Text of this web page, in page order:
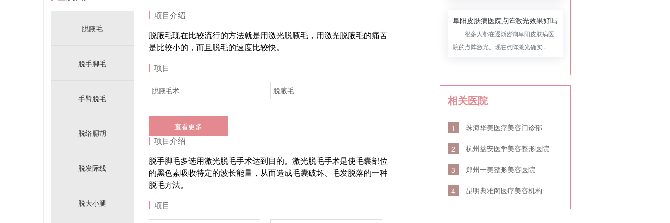
脱腋毛
脱手脚毛
手臂脱毛
脱络腮胡
脱发际线
脱大小腿
项目介绍
脱腋毛现在比较流行的方法就是用激光脱腋毛，用激光脱腋毛的痛苦
是比较小的，而且脱毛的速度比较快。
项目
脱腋毛术 脱腋毛
查看更多
项目介绍
脱手脚毛多选用激光脱毛手术达到目的。激光脱毛手术是使毛囊部位
的黑色素吸收特定的波长能量，从而造成毛囊破坏、毛发脱落的一种
脱毛方法。
项目
阜阳皮肤病医院点阵激光效果好吗
很多人都在逐渐咨询阜阳皮肤病医
院的点阵激光。现在点阵激光确实...
相关医院
1 珠海华美医疗美容门诊部
2 杭州益安医学美容整形医院
3 郑州一美整形美容医院
4 昆明典雅阁医疗美容机构